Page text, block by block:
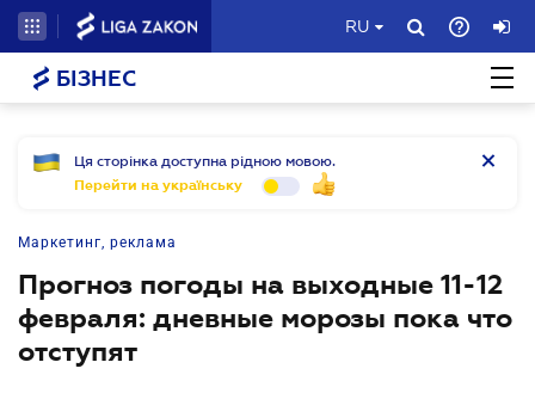
RU
БІЗНЕС
Ця сторінка доступна рідною мовою.
Перейти на українську
Маркетинг, реклама
Прогноз погоды на выходные 11-12
февраля: дневные морозы пока что
отступят